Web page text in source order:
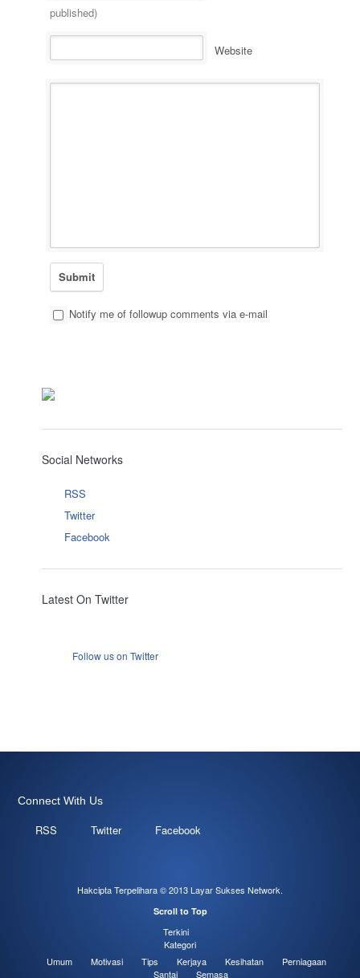
published)
Website
Notify me of followup comments via e-mail
Social Networks
RSS
Twitter
Facebook
Latest On Twitter
Follow us on Twitter
Connect With Us
RSS Twitter Facebook
Hakcipta Terpelihara © 2013Layar Sukses Network.
Scroll to Top
Terkini
Kategori
Umum
Motivasi Tips Kerjaya Kesihatan
Perniagaan
Santai
Semasa